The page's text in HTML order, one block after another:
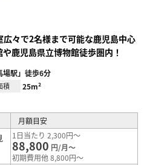
広々で2名様まで可能な鹿児島中心
鹿児島県立博物館徒歩圏内！
場駅」徒歩6分
積 25m²
月額目安
1日当たり 2,300円～
88,800 円/月～
初期費用他 8,800円～